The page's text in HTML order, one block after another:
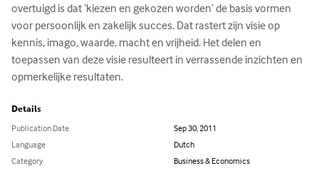
overtuigd is dat ‘kiezen en gekozen worden’ de basis vormen
voor persoonlijk en zakelijk succes. Dat rastert zijn visie op
kennis, imago, waarde, macht en vrijheid. Het delen en
toepassen van deze visie resulteert in verrassende inzichten en
opmerkelijke resultaten.
Details
Publication Date
Sep 30, 2011
Language
Dutch
Category
Business & Economics